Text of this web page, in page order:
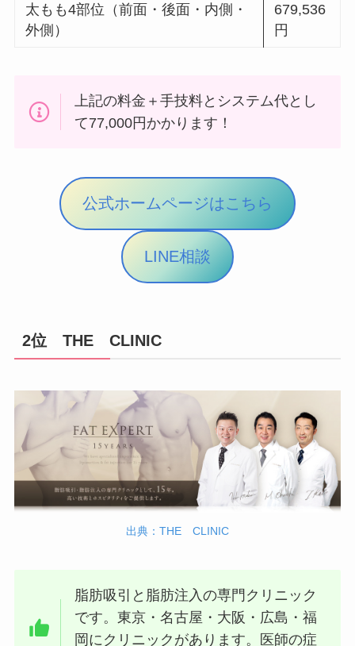
太もも4部位（前面・後面・内側・
外側）
679,536
円
上記の料金＋手技料とシステム代とし
て77,000円かかります！
公式ホームページはこちら
LINE相談
2位 THE CLINIC
出典：THE CLINIC
脂肪吸引と脂肪注入の専門クリニック
です。東京・名古屋・大阪・広島・福
岡にクリニックがあります。医師の症